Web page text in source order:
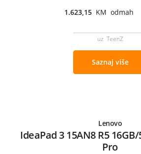
1.623,15 KM odmah
uz TeenZ
Saznaj više
Lenovo
IdeaPad 3 15AN8 R5
Pro